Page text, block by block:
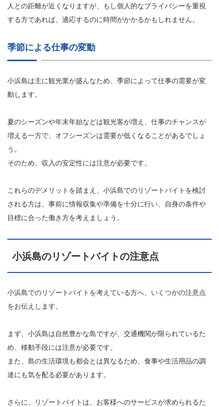
人との距離が近くなりますが、もし個人的なプライバシーを重視
する方であれば、適応するのに時間がかかるかもしれません。
季節による仕事の変動
小浜島は主に観光業が盛んなため、季節によって仕事の需要が変
動します。
夏のシーズンや年末年始などは観光客が増え、仕事のチャンスが
増える一方で、オフシーズンは需要が低くなることがあるでしょ
う。
そのため、収入の安定性には注意が必要です。
これらのデメリットを踏まえ、小浜島でのリゾートバイトを検討
される方は、事前に情報収集や準備を十分に行い、自身の条件や
目標に合った働き方を考えましょう。
小浜島のリゾートバイトの注意点
小浜島でのリゾートバイトを考えている方へ、いくつかの注意点
をお伝えします。
まず、小浜島は自然豊かな島ですが、交通機関が限られているた
め、移動手段には注意が必要です。
また、島の生活環境も都会とは異なるため、食事や生活用品の調
達にも気を配る必要があります。
さらに、リゾートバイトは、お客様へのサービスが求められるた